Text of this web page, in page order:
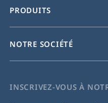
PRODUITS
NOTRE SOCIÉTÉ
INSCRIVEZ-VOUS À